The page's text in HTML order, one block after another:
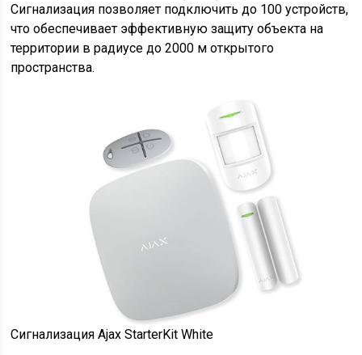
Сигнализация позволяет подключить до 100 устройств,
что обеспечивает эффективную защиту объекта на
территории в радиусе до 2000 м открытого
пространства.
Сигнализация Ajax StarterKit White